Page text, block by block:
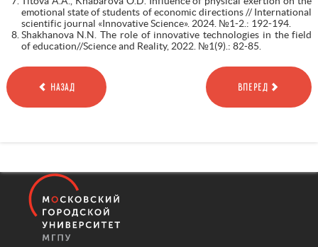
emotional state of students of economic directions // International
scientific journal «Innovative Science». 2024. №1-2.: 192-194.
Shakhanova N.N. The role of innovative technologies in the field
of education//Science and Reality, 2022. №1(9).: 82-85.
НАЗАД ВПЕРЕД